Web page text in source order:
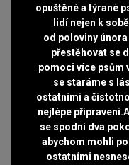
opuštěné a týrané
lidí nejen k
od poloviny
přestěhovat se
pomoci více psům
se staráme s
ostatními a
nejlépe
se spodní dva
abychom mohli
ostatními